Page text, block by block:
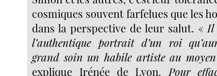
cosmiques souvent farfelues que les
dans la perspective de leur salut. «Il
l’authentique portrait d’un roi
grand soin un habile artiste au moyen
explique Irénée de Lyon.Pour